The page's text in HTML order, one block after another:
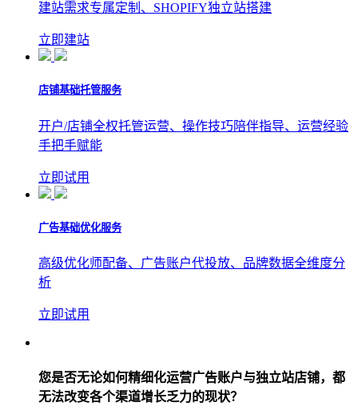
建站需求专属定制、SHOPIFY独立站搭建
立即建站
店铺基础托管服务
开户/店铺全权托管运营、操作技巧陪伴指导、运营经验
手把手赋能
立即试用
广告基础优化服务
高级优化师配备、广告账户代投放、品牌数据全维度分
析
立即试用
您是否无论如何精细化运营广告账户与独立站店铺，都
无法改变各个渠道增长乏力的现状？